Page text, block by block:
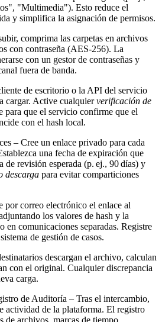
"Multimedia"). Esto reduce el
y simplifica la asignación de permisos.
comprima las carpetas en archivos
con contraseña (AES‑256). La
con un gestor de contraseñas y
fuera de banda.
de escritorio o la API del servicio
cargar. Active cualquierverificación de
para que el servicio confirme que el
con el hash local.
– Cree un enlace privado para cada
una fecha de expiración que
de revisión esperada (p. ej., 90 días) y
descarga para evitar comparticiones
por correo electrónico el enlace al
los valores de hash y la
en comunicaciones separadas. Registre
de gestión de casos.
descargan el archivo, calculan
con el original. Cualquier discrepancia
carga.
de Auditoría – Tras el intercambio,
actividad de la plataforma. El registro
de archivos, marcas de tiempo,